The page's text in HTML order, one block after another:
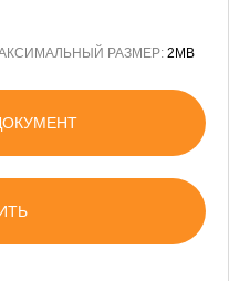
РАЗМЕР: 2MB